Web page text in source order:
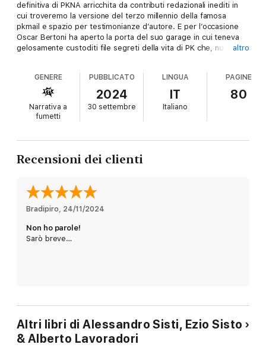
definitiva di PKNA arricchita da contributi redazionali inediti in
cui troveremo la versione del terzo millennio della famosa
pkmail e spazio per testimonianze d’autore. E per l’occasione
Oscar Bertoni ha aperto la porta del suo garage in cui teneva
gelosamente custoditi file segreti della vita di PK che, numero
altro
GENERE
Narrativa a
fumetti
PUBBLICATO
2024
30 settembre
LINGUA
IT
Italiano
PAGINE
80
Recensioni dei clienti
Bradipiro, 24/11/2024
Non ho parole!
Sarò breve…
Altri libri di Alessandro Sisti, Ezio Sisto
& Alberto Lavoradori